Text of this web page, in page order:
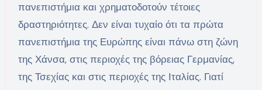
πανεπιστήμια και χρηματοδοτούν τέτοιες
δραστηριότητες. Δεν είναι τυχαίο ότι τα πρώτα
πανεπιστήμια της Ευρώπης είναι πάνω στη ζώνη
της Χάνσα, στις περιοχές της βόρειας Γερμανίας,
της Τσεχίας και στις περιοχές της Ιταλίας. Γιατί